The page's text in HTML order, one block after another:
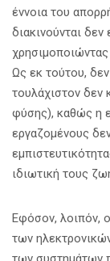
έννοια του
διακινούνται
χρησιμοποιώντας
Ως εκ τούτου,
τουλάχιστον δεν
φύσης), καθώς η
εργαζομένους
ιδιωτική τους
Εφόσον, λοιπόν,
των